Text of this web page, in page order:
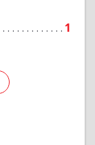
1
Подробнее